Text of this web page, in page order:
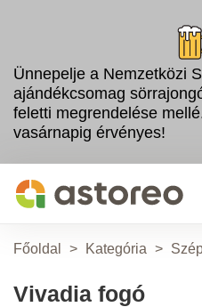
Ünnepelje a Nemzetközi
ajándékcsomag
feletti megrendelése
vasárnapig érvényes!
Főoldal > Kategória >
Vivadia fogó